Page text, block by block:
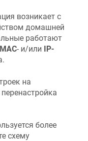
возникает с
домашней
работают
MAC- и/или IP-
на
более
схему